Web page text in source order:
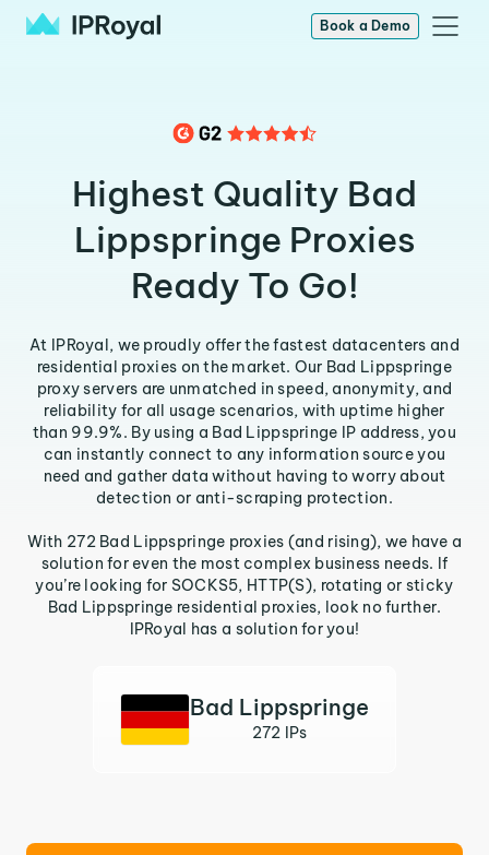
Book a Demo
Highest Quality Bad
Lippspringe Proxies
Ready To Go!
At IPRoyal, we proudly offer the fastest datacenters and
residential proxies on the market. Our Bad Lippspringe
proxy servers are unmatched in speed, anonymity, and
reliability for all usage scenarios, with uptime higher
than 99.9%. By using a Bad Lippspringe IP address, you
can instantly connect to any information source you
need and gather data without having to worry about
detection or anti-scraping protection.
With 272 Bad Lippspringe proxies (and rising), we have a
solution for even the most complex business needs. If
you’re looking for SOCKS5, HTTP(S), rotating or sticky
Bad Lippspringe residential proxies, look no further.
IPRoyal has a solution for you!
Bad Lippspringe
272 IPs